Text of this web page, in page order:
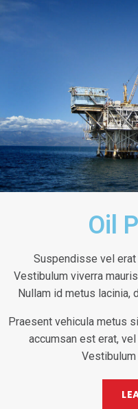
Oil
Suspendisse vel
Vestibulum viverra
Nullam id metus lacinia,
Praesent vehicula metus
accumsan est erat,